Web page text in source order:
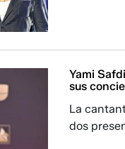
Yami
sus
La
dos